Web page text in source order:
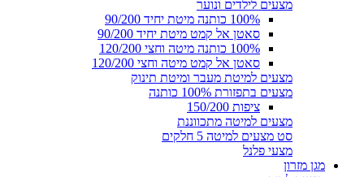
מצעים לילדים ונוער
100% כותנה מיטת יחיד 90/200
סאטן אל קמט מיטת יחיד 90/200
100% כותנה מיטה וחצי 120/200
סאטן אל קמט מיטה וחצי 120/200
מצעים למיטת מעבר ומיטת תינוק
מצעים בתפזורת 100% כותנה
ציפות 150/200
מצעים למיטה מתכווננת
סט מצעים למיטה 5 חלקים
מצעי פלנל
מגן מזרון